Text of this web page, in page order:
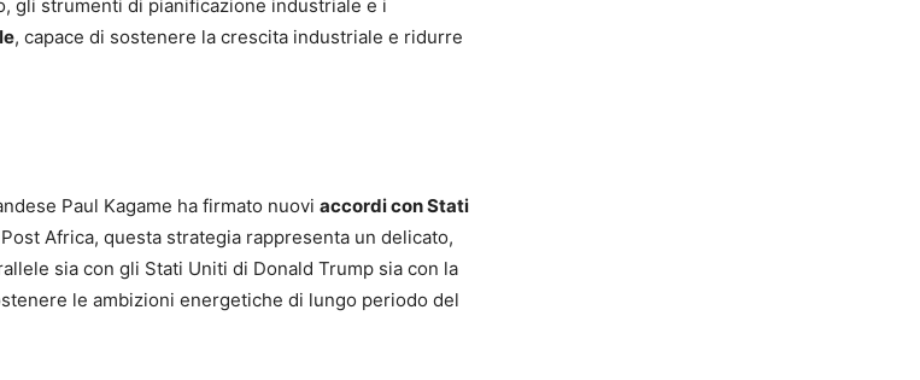
gli strumenti di pianificazione industriale e i
, capace di sostenere la crescita industriale e ridurre
Paul Kagame ha firmato nuovi accordi con Stati
Africa, questa strategia rappresenta un delicato,
sia con gli Stati Uniti di Donald Trump sia con la
le ambizioni energetiche di lungo periodo del